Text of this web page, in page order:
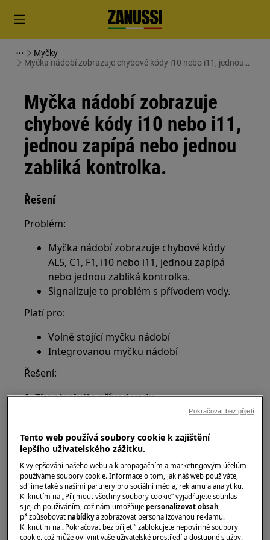
Myčky
Myčka nádobí zobrazuje chybové kódy i10 nebo i11, jednou
Myčka nádobí zobrazuje
chybové kódy i10 nebo i11,
jednou zapípá nebo jednou
zabliká kontrolka.
Řešení
Problém:
Myčka nádobí zobrazuje chybové kódy
AL5, C1, F1, i10 nebo i11, jednou zapípá
nebo jednou zabliká kontrolka.
Signalizuje to problém s přívodem vody.
Platí pro:
Volně stojící myčku nádobí
Integrovanou myčku nádobí
Řešení:
1. Zkontrolujte přívod vody.
například otevřením kohoutu.
Pokud voda neteče, obraťte se na
dodavatele vody.
2. Zkontrolujte, zda je vodovodní kohout k
myčce nádobí zcela otevřený
Pokud je přívodní kohout zavřený, vypněte
Tento web používá soubory cookie k zajištění
lepšího uživatelského zážitku.
K vylepšování našeho webu a k propagačním a marketingovým účelům
používáme soubory cookie. Informace o tom, jak náš web používáte,
sdílíme také s našimi partnery pro sociální média, reklamu a analytiku.
Kliknutím na „Přijmout všechny soubory cookie“ vyjadřujete souhlas
s jejich používáním, což nám umožňujepersonalizovat obsah,
přizpůsobovatnabídkya zobrazovat personalizovanou reklamu.
Kliknutím na „Pokračovat bez přijetí“ zablokujete nepovinné soubory
cookie, což může ovlivnit vaše uživatelské prostředí a dostupné služby.
Pokračovat bez přijetí